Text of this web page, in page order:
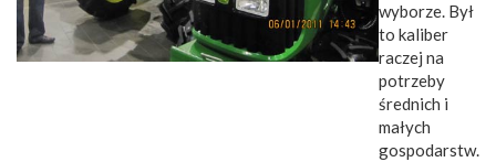
wyborze. Był
to kaliber
raczej na
potrzeby
średnich i
małych
gospodarstw.